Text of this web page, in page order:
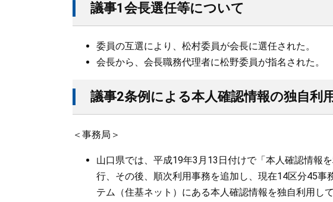
議事1会長選任等について
委員の互選により、松村委員が会長に選任された。
会長から、会長職務代理者に松野委員が指名された。
議事2条例による本人確認情報の独自利
＜事務局＞
山口県では、平成19年3月13日付けで「本人確認情報
行、その後、順次利用事務を追加し、現在14区分45事
テム（住基ネット）にある本人確認情報を独自利用して